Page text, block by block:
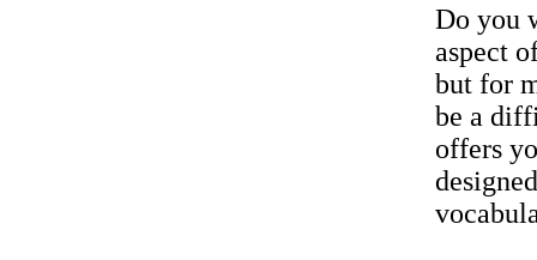
Do you
aspect
but for
be a
offers